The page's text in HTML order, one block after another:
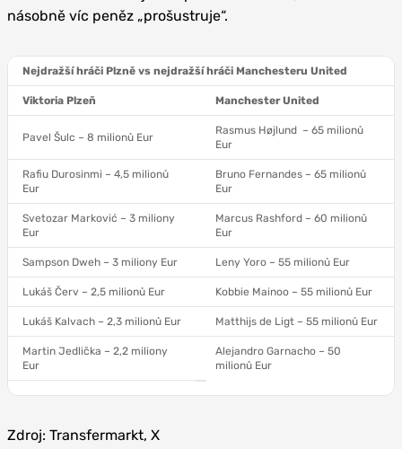
násobně víc peněz „prošustruje“.
Nejdražší hráči Plzně vs nejdražší hráči Manchesteru United
Viktoria Plzeň Manchester United
Pavel Šulc – 8 milionů Eur
Rasmus Højlund – 65 milionů
Eur
Rafiu Durosinmi – 4,5 milionů
Eur
Bruno Fernandes – 65 milionů
Eur
Svetozar Marković – 3 miliony
Eur
Marcus Rashford – 60 milionů
Eur
Sampson Dweh – 3 miliony Eur Leny Yoro – 55 milionů Eur
Lukáš Červ – 2,5 milionů Eur Kobbie Mainoo – 55 milionů Eur
Lukáš Kalvach – 2,3 milionů Eur Matthijs de Ligt – 55 milionů Eur
Martin Jedlička – 2,2 miliony
Eur
Alejandro Garnacho – 50
milionů Eur
Zdroj: Transfermarkt, X